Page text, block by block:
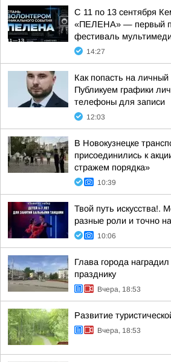
С 11 по 13 сентября
«ПЕЛЕНА» — первый
фестиваль
14:27
Как попасть на
Публикуем графики
телефоны для записи
12:03
В Новокузнецке
присоединились к
стражем порядка»
10:39
Твой путь искусства!.
разные роли и точно
10:06
Глава города
празднику
Вчера, 18:53
Развитие
Вчера, 18:53